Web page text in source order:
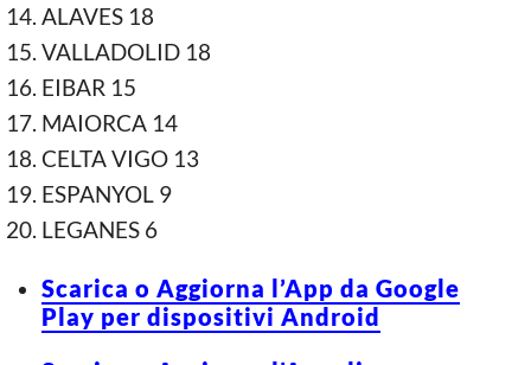
ALAVES 18
VALLADOLID 18
EIBAR 15
MAIORCA 14
CELTA VIGO 13
ESPANYOL 9
LEGANES 6
Scarica o Aggiorna l’App da Google
Play per dispositivi Android